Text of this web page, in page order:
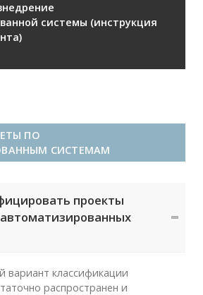
системы (инструкция
ПО
СИСТЕМАМ
проекты
вариант классификации
распространен и